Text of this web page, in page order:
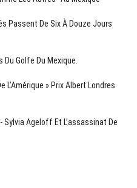
Passent De Six À Douze Jours
Du Golfe Du Mexique.
L’Amérique » Prix Albert Londres
Sylvia Ageloff Et L’assassinat De